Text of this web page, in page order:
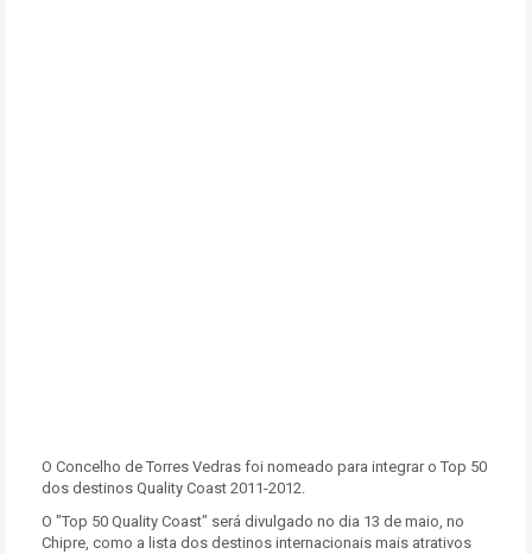
O Concelho de Torres Vedras foi nomeado para integrar o Top 50
dos destinos Quality Coast 2011-2012.
O "Top 50 Quality Coast" será divulgado no dia 13 de maio, no
Chipre, como a lista dos destinos internacionais mais atrativos